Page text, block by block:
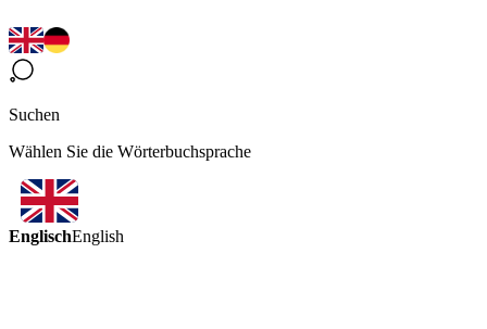
Suchen
Wählen Sie die Wörterbuchsprache
EnglischEnglish